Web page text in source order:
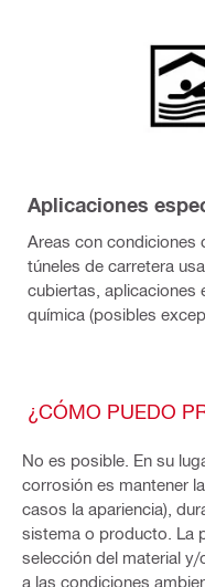
Aplicaciones
Areas con condiciones
túneles de carretera
cubiertas, aplicaciones
química (posibles
¿CÓMO PUEDO
No es posible. En su
corrosión es mantener
casos la apariencia),
sistema o producto. La
selección del material
a las condiciones